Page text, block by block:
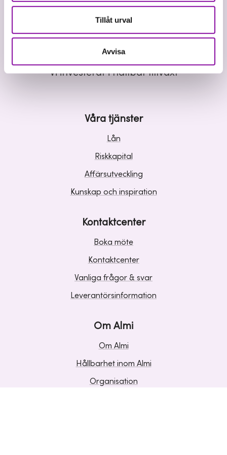
Tillåt urval
Avvisa
Vi investerar i hållbar tillväxt
Våra tjänster
Lån
Riskkapital
Affärsutveckling
Kunskap och inspiration
Kontaktcenter
Boka möte
Kontaktcenter
Vanliga frågor & svar
Leverantörsinformation
Om Almi
Om Almi
Hållbarhet inom Almi
Organisation